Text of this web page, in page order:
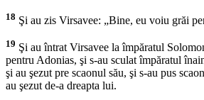
18 Şi au zis Virsavee: „Bine, eu voiu grăi
19 Şi au întrat Virsavee la împăratul
pentru Adonias, şi s-au sculat împăratul
şi au şezut pre scaonul său, şi s-au pus
au şezut de-a dreapta lui.